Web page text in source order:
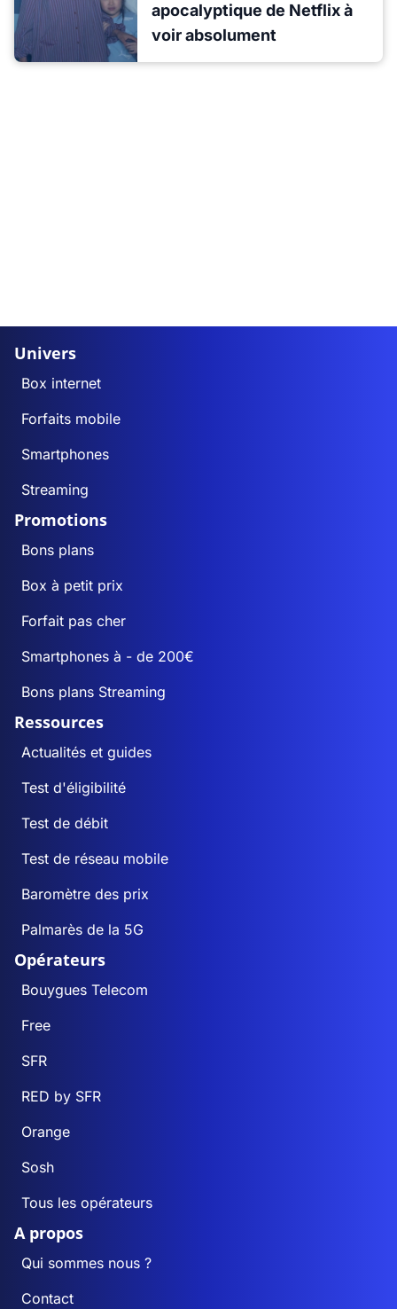
apocalyptique de Netflix à
voir absolument
Univers
Box internet
Forfaits mobile
Smartphones
Streaming
Promotions
Bons plans
Box à petit prix
Forfait pas cher
Smartphones à - de 200€
Bons plans Streaming
Ressources
Actualités et guides
Test d'éligibilité
Test de débit
Test de réseau mobile
Baromètre des prix
Palmarès de la 5G
Opérateurs
Bouygues Telecom
Free
SFR
RED by SFR
Orange
Sosh
Tous les opérateurs
A propos
Qui sommes nous ?
Contact